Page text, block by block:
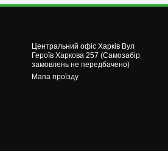
Центральний офіс Харків Вул
Героїв Харкова 257 (Самозабір
замовлень не передбачено)
Мапа проїзду